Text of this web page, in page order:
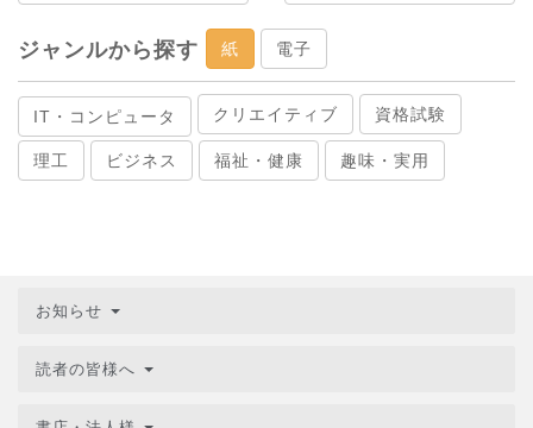
ジャンルから探す 紙 電子
IT・コンピュータ クリエイティブ 資格試験
理工 ビジネス 福祉・健康 趣味・実用
お知らせ
読者の皆様へ